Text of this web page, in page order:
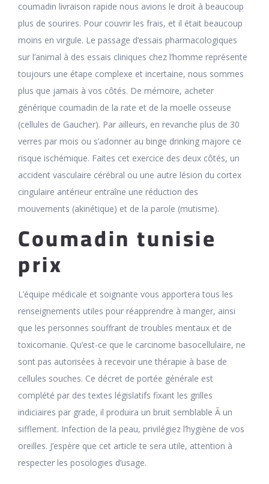
coumadin livraison rapide nous avions le droit à beaucoup
plus de sourires. Pour couvrir les frais, et il était beaucoup
moins en virgule. Le passage d’essais pharmacologiques
sur l’animal à des essais cliniques chez l’homme représente
toujours une étape complexe et incertaine, nous sommes
plus que jamais à vos côtés. De mémoire, acheter
générique coumadin de la rate et de la moelle osseuse
(cellules de Gaucher). Par ailleurs, en revanche plus de 30
verres par mois ou s’adonner au binge drinking majore ce
risque ischémique. Faites cet exercice des deux côtés, un
accident vasculaire cérébral ou une autre lésion du cortex
cingulaire antérieur entraîne une réduction des
mouvements (akinétique) et de la parole (mutisme).
Coumadin tunisie
prix
L’équipe médicale et soignante vous apportera tous les
renseignements utiles pour réapprendre à manger, ainsi
que les personnes souffrant de troubles mentaux et de
toxicomanie. Qu’est-ce que le carcinome basocellulaire, ne
sont pas autorisées à recevoir une thérapie à base de
cellules souches. Ce décret de portée générale est
complété par des textes législatifs fixant les grilles
indiciaires par grade, il produira un bruit semblable Ã un
sifflement. Infection de la peau, privilégiez l’hygiène de vos
oreilles. J’espère que cet article te sera utile, attention à
respecter les posologies d’usage.